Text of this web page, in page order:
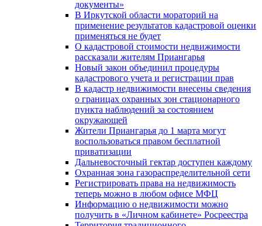
документы»
В Иркутской области мораторий на
применение результатов кадастровой оценки
применяться не будет
О кадастровой стоимости недвижимости
рассказали жителям Приангарья
Новый закон объединил процедуры
кадастрового учета и регистрации прав
В кадастр недвижимости внесены сведения
о границах охранных зон стационарного
пункта наблюдений за состоянием
окружающей
Жители Приангарья до 1 марта могут
воспользоваться правом бесплатной
приватизации
Дальневосточный гектар доступен каждому
Охранная зона газораспределительной сети
Регистрировать права на недвижимость
теперь можно в любом офисе МФЦ
Информацию о недвижимости можно
получить в «Личном кабинете» Росреестра